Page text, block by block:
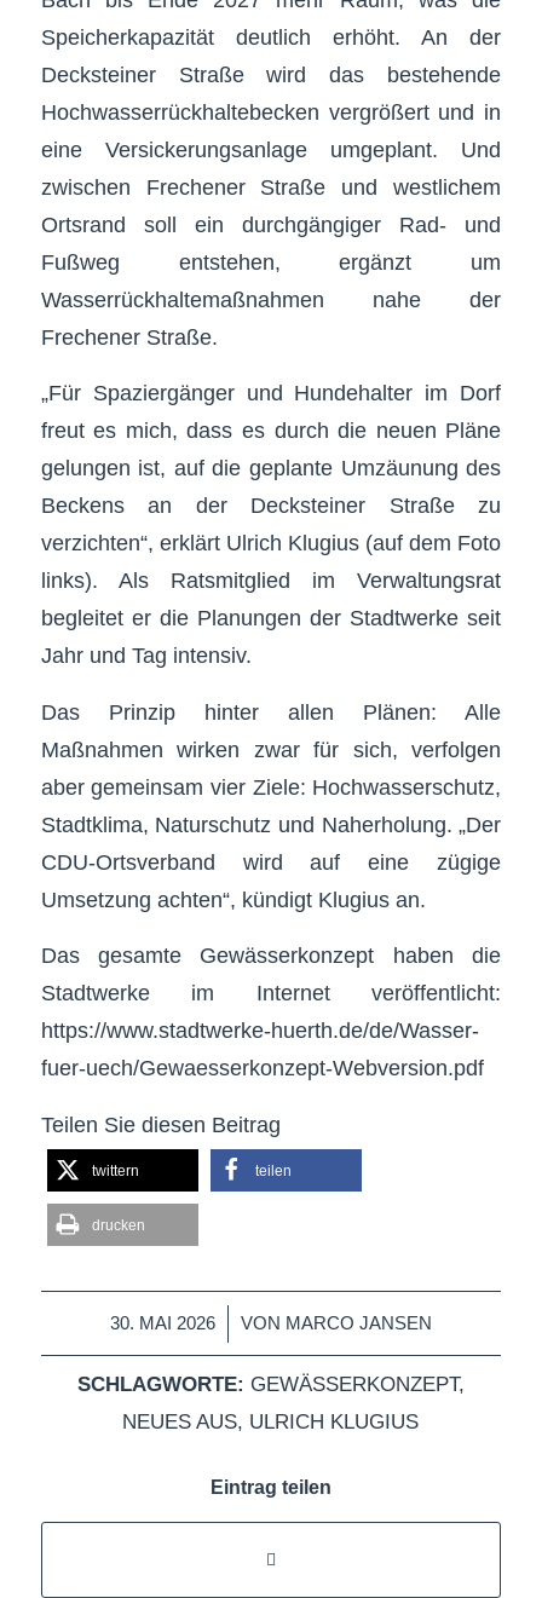
Speicherkapazität deutlich erhöht. An der
Decksteiner Straße wird das bestehende
Hochwasserrückhaltebecken vergrößert und in
eine Versickerungsanlage umgeplant. Und
zwischen Frechener Straße und westlichem
Ortsrand soll ein durchgängiger Rad- und
Fußweg entstehen, ergänzt um
Wasserrückhaltemaßnahmen nahe der
Frechener Straße.
„Für Spaziergänger und Hundehalter im Dorf
freut es mich, dass es durch die neuen Pläne
gelungen ist, auf die geplante Umzäunung des
Beckens an der Decksteiner Straße zu
verzichten“, erklärt Ulrich Klugius (auf dem Foto
links). Als Ratsmitglied im Verwaltungsrat
begleitet er die Planungen der Stadtwerke seit
Jahr und Tag intensiv.
Das Prinzip hinter allen Plänen: Alle
Maßnahmen wirken zwar für sich, verfolgen
aber gemeinsam vier Ziele: Hochwasserschutz,
Stadtklima, Naturschutz und Naherholung. „Der
CDU-Ortsverband wird auf eine zügige
Umsetzung achten“, kündigt Klugius an.
Das gesamte Gewässerkonzept haben die
Stadtwerke im Internet veröffentlicht:
https://www.stadtwerke-huerth.de/de/Wasser-
fuer-uech/Gewaesserkonzept-Webversion.pdf
Teilen Sie diesen Beitrag
twittern teilen
drucken
30. MAI 2026
/ VON MARCO JANSEN
SCHLAGWORTE: GEWÄSSERKONZEPT,
NEUES AUS, ULRICH KLUGIUS
Eintrag teilen